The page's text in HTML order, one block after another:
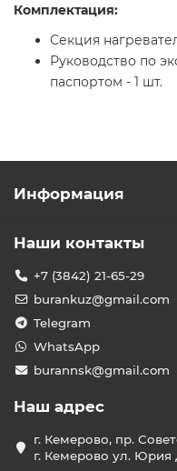
Комплектация:
Секция
Руководство по
паспортом - 1 шт.
Информация
Наши контакты
+7 (3842) 21-65-29
burankuz@gmail.com
Telegram
WhatsApp
burannsk@gmail.com
Наш адрес
г. Кемерово, пр.
г. Кемерово ул. Юрия